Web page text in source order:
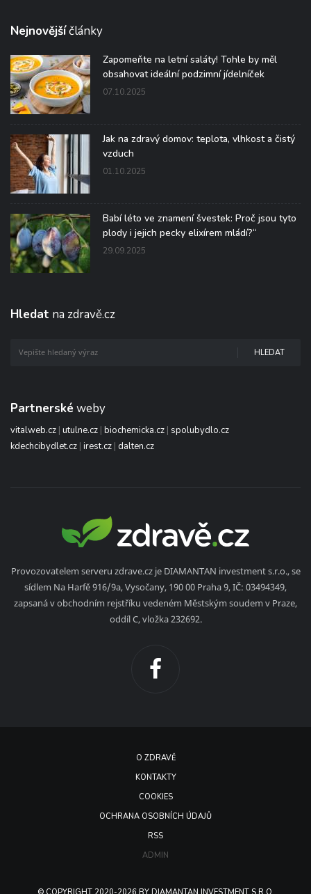
Nejnovějšíčlánky
Zapomeňte na letní saláty! Tohle by měl
obsahovat ideální podzimní jídelníček
07.10.2025
Jak na zdravý domov: teplota, vlhkost a čistý
vzduch
01.10.2025
Babí léto ve znamení švestek: Proč jsou tyto
plody i jejich pecky elixírem mládí?“
29.09.2025
Hledat na zdravě.cz
HLEDAT
Partnerské weby
vitalweb.cz | utulne.cz | biochemicka.cz | spolubydlo.cz
kdechcibydlet.cz | irest.cz | dalten.cz
Provozovatelem serveru zdrave.cz je DIAMANTAN investment s.r.o., se
sídlem Na Harfě 916/9a, Vysočany, 190 00 Praha 9, IČ: 03494349,
zapsaná v obchodním rejstříku vedeném Městským soudem v Praze,
oddíl C, vložka 232692.
O ZDRAVĚ
KONTAKTY
COOKIES
OCHRANA OSOBNÍCH ÚDAJŮ
RSS
ADMIN